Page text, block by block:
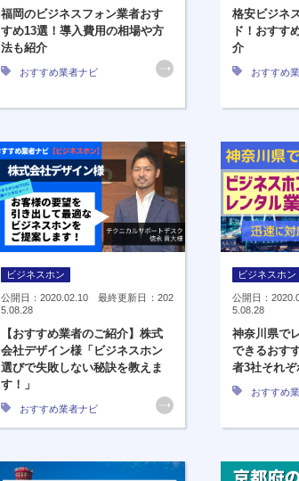
福岡のビジネスフォン業者おす
すめ13選！導入費用の相場や方
法も紹介
おすすめ業者ナビ
格安ビジネ
ド！おすす
介
おすすめ
ビジネスホン
公開日：2020.02.10 最終更新日：202
5.08.28
【おすすめ業者のご紹介】株式
会社デザイン様「ビジネスホン
選びで失敗しない秘訣を教えま
す！」
おすすめ業者ナビ
ビジネスホン
公開日：
5.08.28
神奈川県で
できるおす
者3社それ
おすすめ